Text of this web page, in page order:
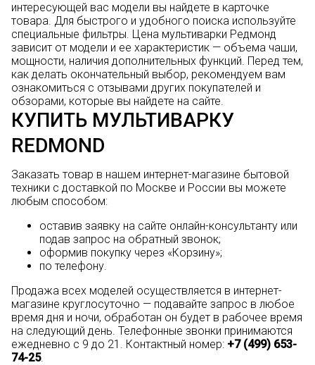
интересующей вас модели вы найдете в карточке
товара. Для быстрого и удобного поиска используйте
специальные фильтры. Цена мультиварки Редмонд
зависит от модели и ее характеристик — объема чаши,
мощности, наличия дополнительных функций. Перед тем,
как делать окончательный выбор, рекомендуем вам
ознакомиться с отзывами других покупателей и
обзорами, которые вы найдете на сайте.
КУПИТЬ МУЛЬТИВАРКУ
REDMOND
Заказать товар в нашем интернет-магазине бытовой
техники с доставкой по Москве и России вы можете
любым способом:
оставив заявку на сайте онлайн-консультанту или
подав запрос на обратный звонок;
оформив покупку через «Корзину»;
по телефону.
Продажа всех моделей осуществляется в интернет-
магазине круглосуточно — подавайте запрос в любое
время дня и ночи, обработан он будет в рабочее время
на следующий день. Телефонные звонки принимаются
ежедневно с 9 до 21. Контактный номер: +7 (499) 653-
74-25.